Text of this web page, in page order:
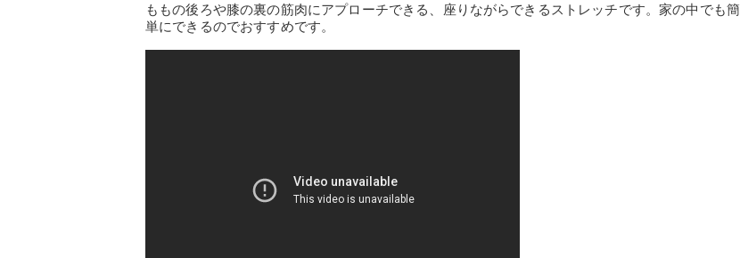
ももの後ろや膝の裏の筋肉にアプローチできる、座りながらできるストレッチです。家の中でも簡
単にできるのでおすすめです。